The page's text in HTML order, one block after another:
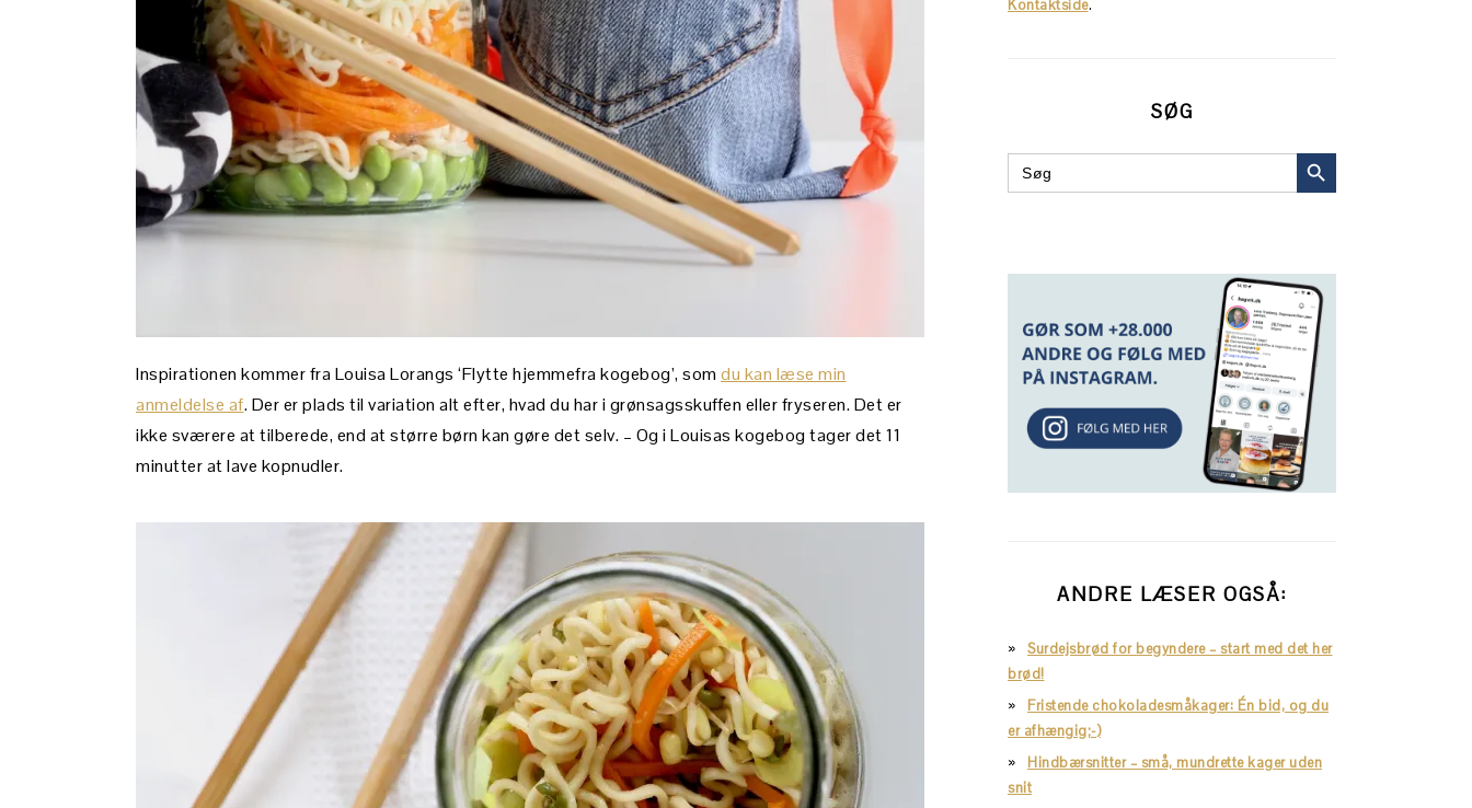
Inspirationen kommer fra Louisa Lorangs ‘Flytte hjemmefra kogebog’, som du kan læse min
anmeldelse af. Der er plads til variation alt efter, hvad du har i grønsagsskuffen eller fryseren. Det er
ikke sværere at tilberede, end at større børn kan gøre det selv. – Og i Louisas kogebog tager det 11
minutter at lave kopnudler.
Kontaktside.
SØG
Search
for:
SEARCH BUTTON
ANDRE LÆSER OGSÅ:
Surdejsbrød for begyndere – start med det her
brød!
Fristende chokoladesmåkager: Én bid, og du
er afhængig;-)
Hindbærsnitter – små, mundrette kager uden
snit